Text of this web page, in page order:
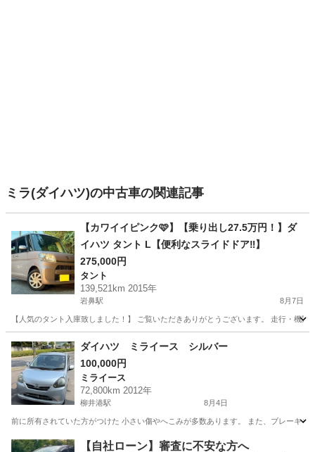
ミラ(ダイハツ)の中古車の関連記事
【カワイイピンク🩷】【乗り出し27.5万円！】ダ
イハツ タント L【便利なスライドドア‼️】
275,000円
タント
139,521km 2015年
岩鼻駅 8月7日
【人気のタント入庫致しました！】 ご覧いただきありがとうございます。 走行・機
山口 宇部市 岩鼻駅 タント
ダイハツ ミライース シルバー
100,000円
ミライース
72,800km 2012年
柳井港駅 8月4日
前に所有されていた方がつけた 小さい傷やへこみが多数あります。 また、ブレーキ
山口 柳井市 柳井港駅 ミライース
【自社ローン】審査に不安な方へ